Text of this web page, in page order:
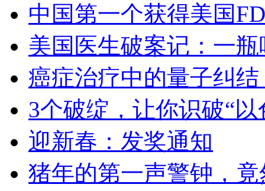
中国第一个获得美国
美国医生破案记：一
癌症治疗中的量子纠
3个破绽，让你识破“
迎新春：发奖通知
猪年的第一声警钟，